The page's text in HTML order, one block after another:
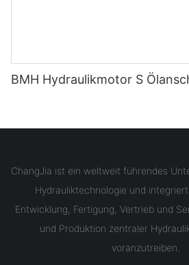
BMH Hydraulikmotor S
ChangJia ist ein weltweit führendes
Hydrauliktechnologie und
Entwicklung, Fertigung, Vertrieb und
und Produktion zentraler
voranzutreiben.